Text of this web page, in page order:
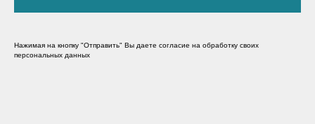
Нажимая на кнопку "Отправить" Вы даете согласие на обработку своих
персональных данных